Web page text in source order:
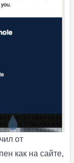
от
как на сайте,